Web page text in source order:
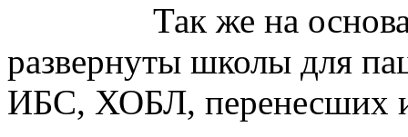
Так же на
развернуты школы для
ИБС, ХОБЛ, перенесших